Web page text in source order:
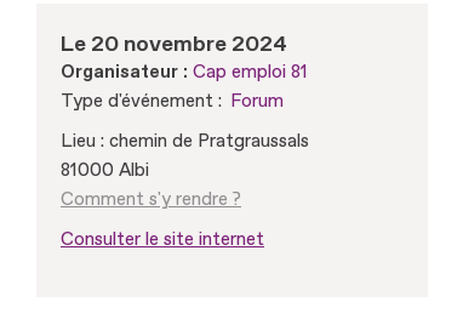
Le 20 novembre 2024
Organisateur : Cap emploi 81
Type d'événement : Forum
Lieu : chemin de Pratgraussals
81000 Albi
Comment s'y rendre ?
Consulter le site internet